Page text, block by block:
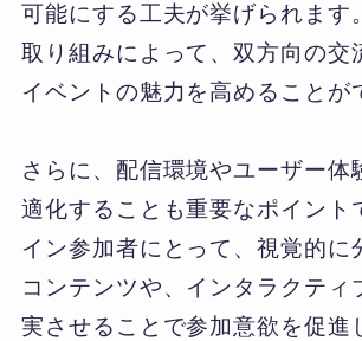
可能にする工夫が挙げられます
取り組みによって、双方向の交
イベントの魅力を高めることが
さらに、配信環境やユーザー体
適化することも重要なポイント
イン参加者にとって、視覚的に
コンテンツや、インタラクティ
実させることで参加意欲を促進